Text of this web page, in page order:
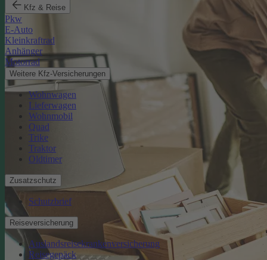
Kfz & Reise
Pkw
E-Auto
Kleinkraftrad
Anhänger
Motorrad
Weitere Kfz-Versicherungen
Wohnwagen
Lieferwagen
Wohnmobil
Quad
Trike
Traktor
Oldtimer
Zusatzschutz
Schutzbrief
Reiseversicherung
Auslandsreisekrankenversicherung
Reisegepäck